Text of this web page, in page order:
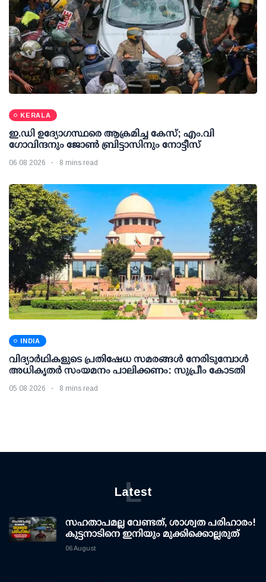
KERALA
ഇ.ഡി ഉദ്യോഗസ്ഥരെ ആക്രമിച്ച കേസ്; എം.വി
ഗോവിന്ദനും ജോണ്‍ ബ്രിട്ടാസിനും നോട്ടീസ്
06 08 2026 8 mins read
INDIA
വിദ്യാര്‍ഥികളുടെ പ്രതിഷേധ സമരങ്ങള്‍ നേരിടുമ്പോള്‍
അധികൃതര്‍ സംയമനം പാലിക്കണം: സുപ്രീം കോടതി
05 08 2026 8 mins read
Latest
L
സഹതാപമല്ല വേണ്ടത്, ശാശ്വത പരിഹാരം!
കുട്ടനാടിനെ ഇനിയും മുക്കിക്കൊല്ലരുത്
06 August